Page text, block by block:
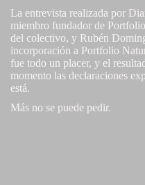
La entrevista realizada por
miembro fundador de
del colectivo, y Rubén
incorporación a Portfolio
fue todo un placer, y el
momento las declaraciones
está.
Más no se puede pedir.